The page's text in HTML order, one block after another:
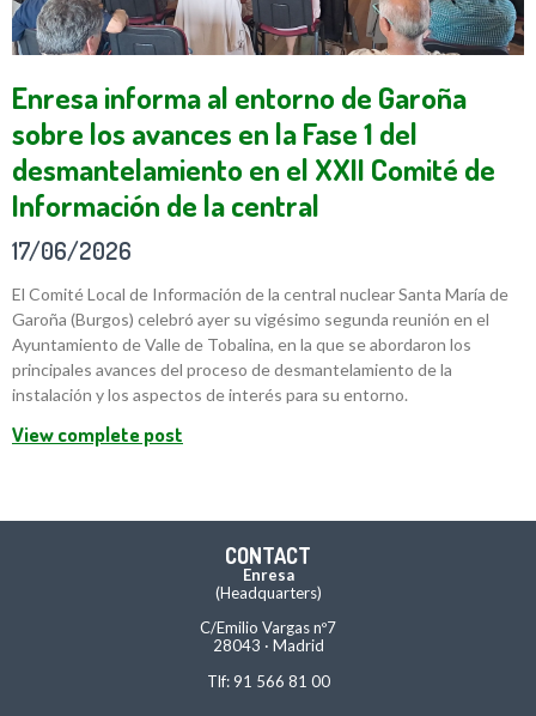
Enresa informa al entorno de Garoña
sobre los avances en la Fase 1 del
desmantelamiento en el XXII Comité de
Información de la central
17/06/2026
El Comité Local de Información de la central nuclear Santa María de
Garoña (Burgos) celebró ayer su vigésimo segunda reunión en el
Ayuntamiento de Valle de Tobalina, en la que se abordaron los
principales avances del proceso de desmantelamiento de la
instalación y los aspectos de interés para su entorno.
View complete post
CONTACT
Enresa
(Headquarters)
C/Emilio Vargas nº7
28043 · Madrid
Tlf: 91 566 81 00